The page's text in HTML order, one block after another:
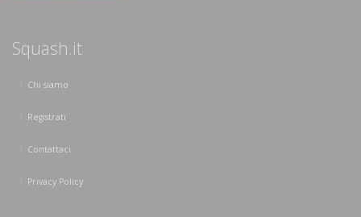
Squash.it
Chi siamo
Registrati
Contattaci
Privacy Policy